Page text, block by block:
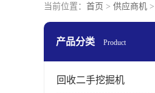
当前位置： 首页 > 供应商机 >
产品分类 Product
回收二手挖掘机